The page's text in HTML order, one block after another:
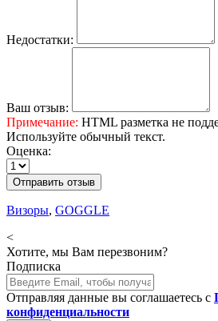
Недостатки:
Ваш отзыв:
Примечание: HTML разметка не
Используйте обычный текст.
Оценка:
Отправить отзыв
Визоры, GOGGLE
<
Хотите, мы Вам перезвоним?
Подписка
Отправляя данные вы соглашаетесь с
конфиденциальности